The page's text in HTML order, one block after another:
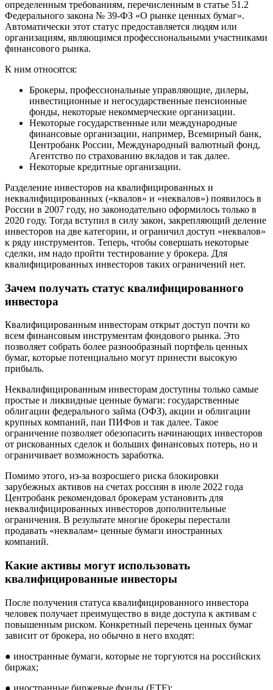
определенным требованиям, перечисленным в статье 51.2
Федерального закона № 39-ФЗ «О рынке ценных бумаг».
Автоматически этот статус предоставляется людям или
организациям, являющимся профессиональными участниками
финансового рынка.
К ним относятся:
Брокеры, профессиональные управляющие, дилеры,
инвестиционные и негосударственные пенсионные
фонды, некоторые некоммерческие организации.
Некоторые государственные или международные
финансовые организации, например, Всемирный банк,
Центробанк России, Международный валютный фонд,
Агентство по страхованию вкладов и так далее.
Некоторые кредитные организации.
Разделение инвесторов на квалифицированных и
неквалифицированных («квалов» и «неквалов») появилось в
России в 2007 году, но законодательно оформилось только в
2020 году. Тогда вступил в силу закон, закрепляющий деление
инвесторов на две категории, и ограничил доступ «неквалов»
к ряду инструментов. Теперь, чтобы совершать некоторые
сделки, им надо пройти тестирование у брокера. Для
квалифицированных инвесторов таких ограничений нет.
Зачем получать статус квалифицированного
инвестора
Квалифицированным инвесторам открыт доступ почти ко
всем финансовым инструментам фондового рынка. Это
позволяет собрать более разнообразный портфель ценных
бумаг, которые потенциально могут принести высокую
прибыль.
Неквалифицированным инвесторам доступны только самые
простые и ликвидные ценные бумаги: государственные
облигации федерального займа (ОФЗ), акции и облигации
крупных компаний, паи ПИФов и так далее. Такое
ограничение позволяет обезопасить начинающих инвесторов
от рискованных сделок и больших финансовых потерь, но и
ограничивает возможность заработка.
Помимо этого, из-за возросшего риска блокировки
зарубежных активов на счетах россиян в июле 2022 года
Центробанк рекомендовал брокерам установить для
неквалифицированных инвесторов дополнительные
ограничения. В результате многие брокеры перестали
продавать «неквалам» ценные бумаги иностранных
компаний.
Какие активы могут использовать
квалифицированные инвесторы
После получения статуса квалифицированного инвестора
человек получает преимущество в виде доступа к активам с
повышенным риском. Конкретный перечень ценных бумаг
зависит от брокера, но обычно в него входят:
● иностранные бумаги, которые не торгуются на российских
биржах;
● иностранные биржевые фонды (ETF);